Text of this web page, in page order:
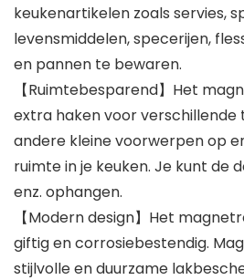
keukenartikelen zoals servies,
levensmiddelen, specerijen,
en pannen te bewaren.
【Ruimtebesparend】Het
extra haken voor verschillende
andere kleine voorwerpen op
ruimte in je keuken. Je kunt de
enz. ophangen.
【Modern design】Het
giftig en corrosiebestendig.
stijlvolle en duurzame